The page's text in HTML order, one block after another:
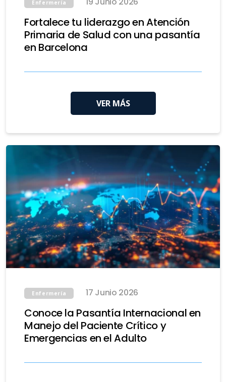
Enfermería
Fortalece tu liderazgo en Atención
Primaria de Salud con una pasantía
en Barcelona
VER MÁS
Enfermería 17 Junio 2026
Conoce la Pasantía Internacional en
Manejo del Paciente Crítico y
Emergencias en el Adulto